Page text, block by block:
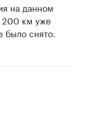
на данном
200 км уже
было снято.